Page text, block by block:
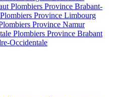
Plombiers Province Brabant-
Plombiers Province Limbourg
Province Namur
Plombiers Province Brabant
Occidentale